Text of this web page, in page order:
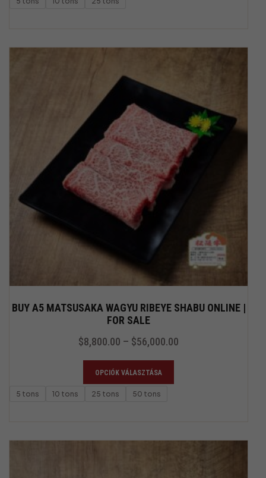
BUY A5 MATSUSAKA WAGYU RIBEYE SHABU ONLINE |
FOR SALE
$8,800.00 – $56,000.00
OPCIÓK VÁLASZTÁSA
5 tons 10 tons 25 tons 50 tons